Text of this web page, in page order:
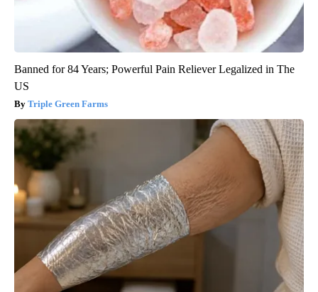
Banned for 84 Years; Powerful Pain Reliever Legalized in The
US
Triple Green Farms